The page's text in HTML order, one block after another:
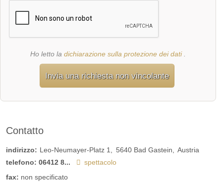
Ho letto la dichiarazione sulla protezione dei dati.
Invia una richiesta non vincolante
Contatto
indirizzo: Leo-Neumayer-Platz 1 5640 Bad Gastein
Austria
telefono: 06412 8...
spettacolo
fax: non specificato